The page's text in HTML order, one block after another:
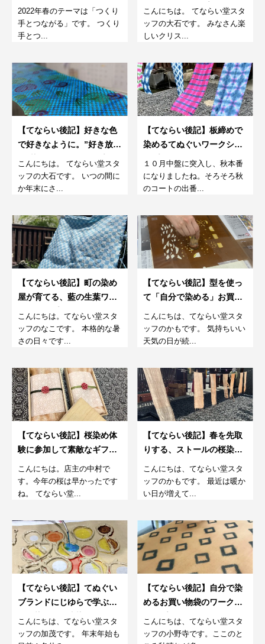
2022年春のテーマは「つくり
手とつながる」です。 つくり
手とつ...
めワークショップ
こんにちは。 てならい堂スタ
ッフの大石です。 みなさん楽
しいクリス...
【てならい後記】好きな色
で好きなように。”好き放
題”染めワークショップ。
こんにちは。 てならい堂スタ
ッフの大石です。 いつの間に
か年末にさ...
【てならい後記】板締めで
染めるてぬぐいワークショ
１０月中盤に突入し、秋本番
になりましたね。そろそろ秋
のコートの出番...
【てならい後記】町の染め
屋が育てる、藍の生葉ワー
クショップ。7月
こんにちは。てならい堂スタ
ッフのなこです。 本格的な暑
さの日々です...
【てならい後記】型を使っ
て「自分で染める」お買い
物袋。5月
こんにちは、てならい堂スタ
ッフのかもです。 気持ちいい
天気の日が続...
【てならい後記】桜染め体
験に参加して素敵なギフト
を贈ってくださった話
こんにちは。店主の中村で
す。今年の桜は早かったです
ね。 てならい堂...
【てならい後記】春を先取
りする、ストールの桜染め
体験。2月
こんにちは、てならい堂スタ
ッフのかもです。 最近は暖か
い日が増えて...
【てならい後記】てぬぐい
ブランドにじゆらで学ぶ注
いで染める『注染てぬぐ
い』12月
こんにちは、てならい堂スタ
ッフの加茂です。 年末年始も
【てならい後記】自分で染
めるお買い物袋のワークシ
ョップ
こんにちは、てならい堂スタ
ッフの小野寺です。ここのと